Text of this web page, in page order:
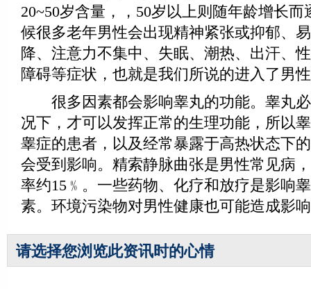
20~50岁含量，，50岁以上则随年龄增长
候很多老年男性会出现精神紧张或抑郁、
降、注意力不集中、失眠、潮热、出汗、
障碍等症状，也就是我们所说的进入了男
很多因素都会影响睾丸的功能。睾丸必
况下，才可以发挥正常的生理功能，所以
睾症的患者，以及经常暴露于高热状态下
会受到影响。精索静脉曲张是男性常见病
率约15﹪。一些药物、化疗和放疗是影响
素。环境污染物对男性健康也可能造成影
请选择您浏览此资讯时的心情